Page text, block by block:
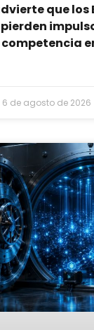
que los
6 de agosto de 2026